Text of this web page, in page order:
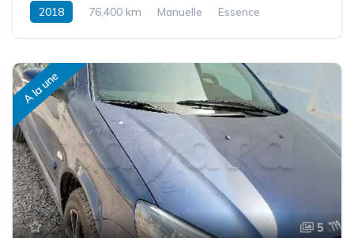
2018 76,400 km Manuelle
Essence
A la une
5